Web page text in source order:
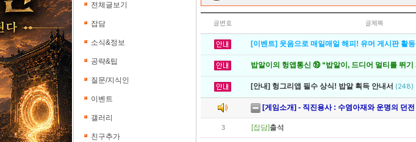
전체글보기
잡담
소식&정보
공략&팁
질문/지식인
이벤트
갤러리
친구추가
글번호 글제목
[이벤트] 웃음으로 매일매일 해피! 유머 게시판 활
밥알이의 헝앱통신 ⑲ “밥알이, 드디어 멀티를 뛰기
[안내] 헝그리앱 필수 상식! 밥알 획득 안내서 (248)
[게임소개] - 직진용사 : 수염아재와 운명의 던전
3 [잡담]출석